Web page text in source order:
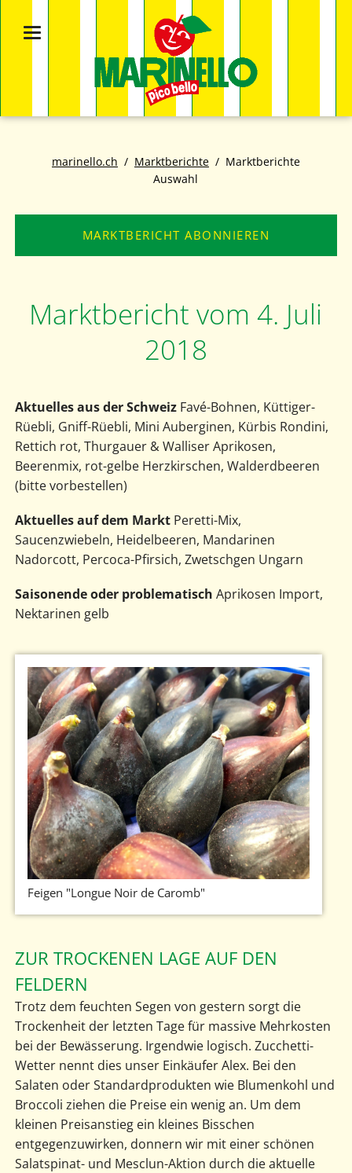
marinello.ch Marktberichte
Marktberichte
Auswahl
MARKTBERICHT ABONNIEREN
Marktbericht vom 4. Juli
2018
Aktuelles aus der SchweizFavé-Bohnen, Küttiger-
Rüebli, Gniff-Rüebli, Mini Auberginen, Kürbis Rondini,
Rettich rot, Thurgauer & Walliser Aprikosen,
Beerenmix, rot-gelbe Herzkirschen, Walderdbeeren
(bitte vorbestellen)
Aktuelles auf dem MarktPeretti-Mix,
Saucenzwiebeln, Heidelbeeren, Mandarinen
Nadorcott, Percoca-Pfirsich, Zwetschgen Ungarn
Saisonende oder problematisch Aprikosen Import,
Nektarinen gelb
Feigen "Longue Noir de Caromb"
ZUR TROCKENEN LAGE AUF DEN
FELDERN
Trotz dem feuchten Segen von gestern sorgt die
Trockenheit der letzten Tage für massive Mehrkosten
bei der Bewässerung. Irgendwie logisch. Zucchetti-
Wetter nennt dies unser Einkäufer Alex. Bei den
Salaten oder Standardprodukten wie Blumenkohl und
Broccoli ziehen die Preise ein wenig an. Um dem
kleinen Preisanstieg ein kleines Bisschen
entgegenzuwirken, donnern wir mit einer schönen
Salatspinat- und Mesclun-Aktion durch die aktuelle